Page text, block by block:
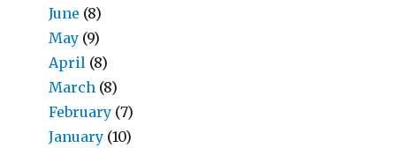
June (8)
May (9)
April (8)
March (8)
February (7)
January (10)